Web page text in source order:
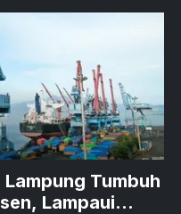
Lampung Tumbuh
Lampaui